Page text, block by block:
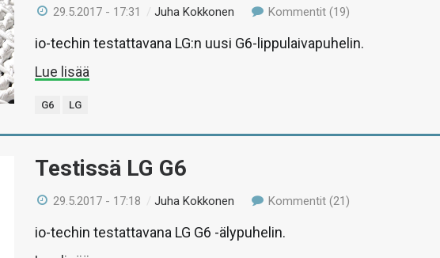
29.5.2017 - 17:31 /Juha Kokkonen Kommentit (19)
io-techin testattavana LG:n uusi G6-lippulaivapuhelin.
Lue lisää
G6 LG
Testissä LG G6
29.5.2017 - 17:18 /Juha Kokkonen Kommentit (21)
io-techin testattavana LG G6 -älypuhelin.